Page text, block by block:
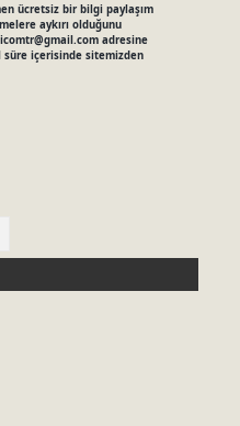
ücretsiz bir bilgi paylaşım
aykırı olduğunu
adresine
içerisinde sitemizden